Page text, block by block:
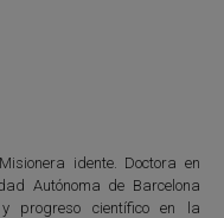
idente. Doctora en
Autónoma de Barcelona
progreso científico en la